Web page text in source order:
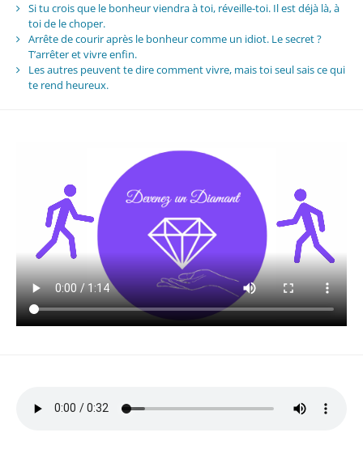
Si tu crois que le bonheur viendra à toi, réveille-toi. Il est déjà là, à
toi de le choper.
Arrête de courir après le bonheur comme un idiot. Le secret ?
T’arrêter et vivre enfin.
Les autres peuvent te dire comment vivre, mais toi seul sais ce qui
te rend heureux.